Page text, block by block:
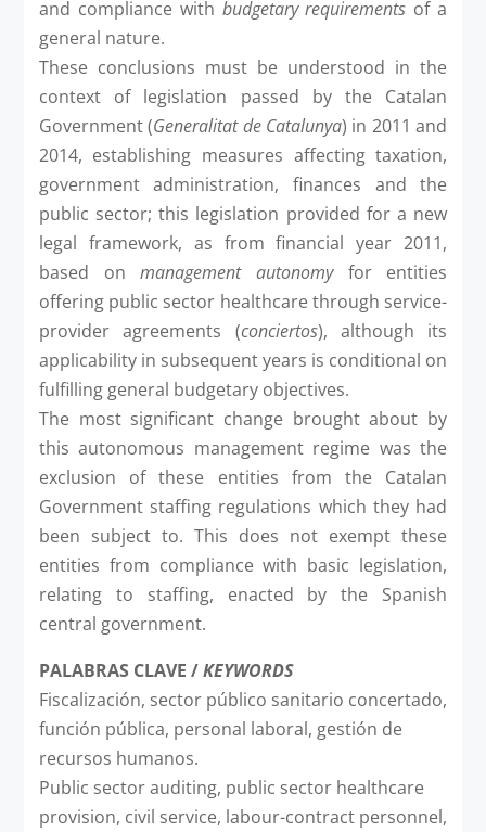
and compliance with budgetary requirements of a
general nature.
These conclusions must be understood in the
context of legislation passed by the Catalan
Government (Generalitat de Catalunya) in 2011 and
2014, establishing measures affecting taxation,
government administration, finances and the
public sector; this legislation provided for a new
legal framework, as from financial year 2011,
based onmanagement autonomyfor entities
offering public sector healthcare through service-
provider agreements (conciertos), although its
applicability in subsequent years is conditional on
fulfilling general budgetary objectives.
The most significant change brought about by
this autonomous management regime was the
exclusion of these entities from the Catalan
Government staffing regulations which they had
been subject to. This does not exempt these
entities from compliance with basic legislation,
relating to staffing, enacted by the Spanish
central government.
PALABRAS CLAVE /KEYWORDS
Fiscalización, sector público sanitario concertado,
función pública, personal laboral, gestión de
recursos humanos.
Public sector auditing, public sector healthcare
provision, civil service, labour-contract personnel,